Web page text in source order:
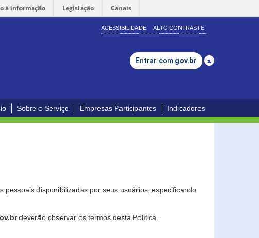
à informação Legislação Canais
ACESSIBILIDADE ALTO CONTRASTE
Entrar com gov.br
Sobre o Serviço Empresas Participantes Indicadores
disponibilizadas por seus usuários, especificando
deverão observar os termos desta Política.